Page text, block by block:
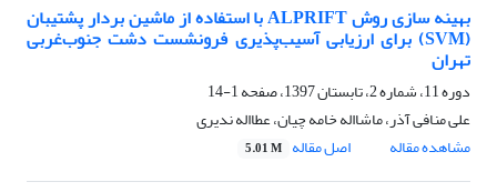
بهینه سازی روش ALPRIFT با استفاده از ماشین بردار پشتیبان
(SVM) برای ارزیابی آسیب‌پذیری فرونشست دشت جنوب‌غربی
تهران
دوره 11، شماره 2، تابستان 1397، صفحه
1-14
علی منافی آذر، ماشااله خامه چیان، عطااله ندیری
مشاهده مقاله
اصل مقاله 5.01 M